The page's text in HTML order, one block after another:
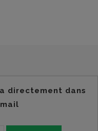
directement dans